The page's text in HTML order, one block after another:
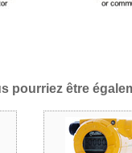
pourriez être